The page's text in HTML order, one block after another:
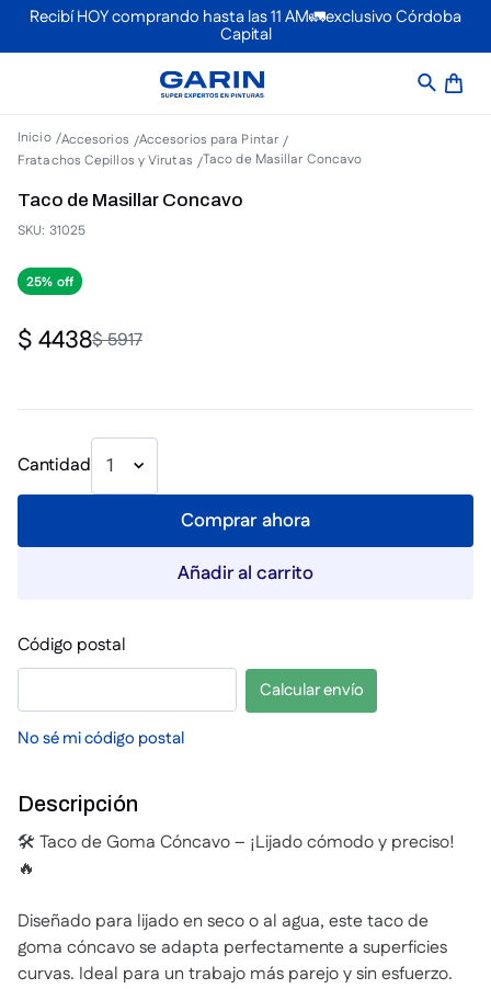
Recibí HOY comprando hasta las 11 AM🚛exclusivo Córdoba
Capital
Accesorios Accesorios para Pintar
Fratachos Cepillos y Virutas Taco de Masillar Concavo
Taco de Masillar Concavo
SKU: 31025
25%
$5917
$4438
Cantidad 1
Comprar ahora
Añadir al carrito
Código postal
No sé mi código postal
Calcular envío
Descripción
🛠️ Taco de Goma Cóncavo – ¡Lijado cómodo y preciso!
🔥
Diseñado para lijado en seco o al agua, este taco de
goma cóncavo se adapta perfectamente a superficies
curvas. Ideal para un trabajo más parejo y sin esfuerzo.